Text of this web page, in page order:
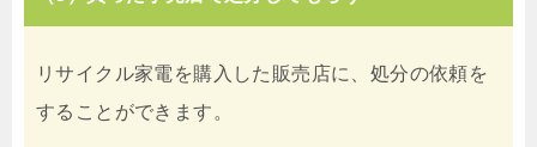
リサイクル家電を購入した販売店に、処分の依頼を
することができます。